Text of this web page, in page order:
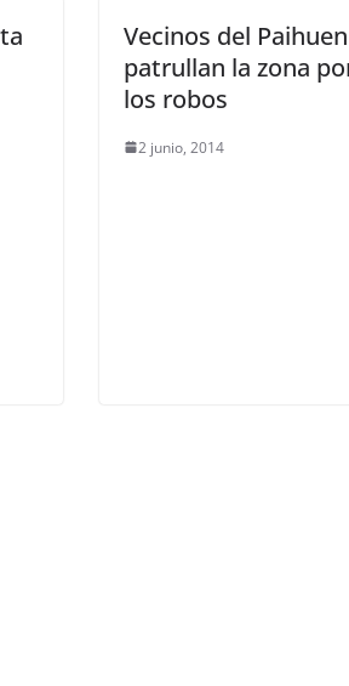
Vecinos del Paihuen
patrullan la zona
los robos
2 junio, 2014